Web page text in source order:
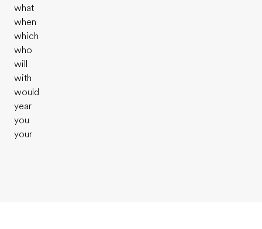
what
when
which
who
will
with
would
year
you
your